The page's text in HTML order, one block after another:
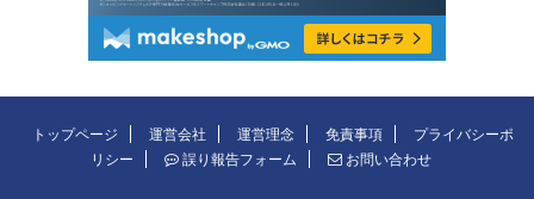
トップページ 運営会社 運営理念 免責事項
プライバシーポ
リシー
誤り報告フォーム お問い合わせ